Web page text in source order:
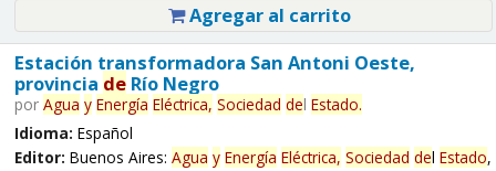
Agregar al carrito
Estación transformadora San Antoni Oeste,
provincia deRío Negro
por Agua y Energía Eléctrica, Sociedad del Estado.
Idioma: Español
Editor: Buenos Aires: Agua y Energía Eléctrica, Sociedad del Estado,